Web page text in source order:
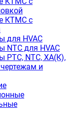
КТМС с
для HVAC
NTC для HVAC
PTС, NTC, ХА(К),
и